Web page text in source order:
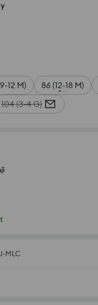
12 M) 86 (12-18 M)
104 (3-4 G)
MLC